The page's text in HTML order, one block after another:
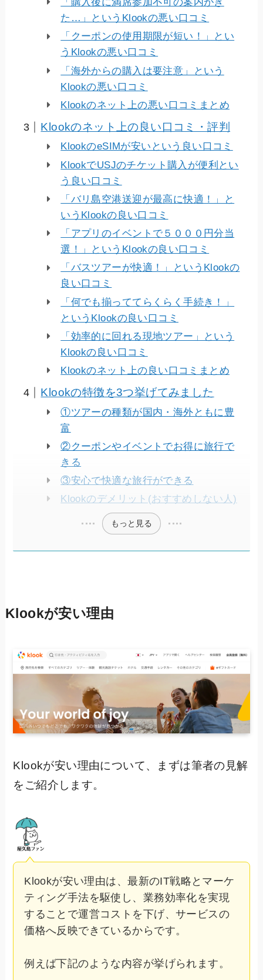
た…」というKlookの悪い口コミ
「クーポンの使用期限が短い！」とい
うKlookの悪い口コミ
「海外からの購入は要注意」という
Klookの悪い口コミ
Klookのネット上の悪い口コミまとめ
Klookのネット上の良い口コミ・評判
KlookのeSIMが安いという良い口コミ
KlookでUSJのチケット購入が便利とい
う良い口コミ
「バリ島空港送迎が最高に快適！」と
いうKlookの良い口コミ
「アプリのイベントで５０００円分当
選！」というKlookの良い口コミ
「バスツアーが快適！」というKlookの
良い口コミ
「何でも揃っててらくらく手続き！」
というKlookの良い口コミ
「効率的に回れる現地ツアー」という
Klookの良い口コミ
Klookのネット上の良い口コミまとめ
Klookの特徴を3つ挙げてみました
①ツアーの種類が国内・海外ともに豊
富
②クーポンやイベントでお得に旅行で
きる
③安心で快適な旅行ができる
Klookのデメリット(おすすめしない人)
もっと見る
Klookが安い理由
Klookが安い理由について、まずは筆者の見解
をご紹介します。
Klookが安い理由は、最新のIT戦略とマーケ
ティング手法を駆使し、業務効率化を実現
することで運営コストを下げ、サービスの
価格へ反映できているからです。
例えば下記のような内容が挙げられます。